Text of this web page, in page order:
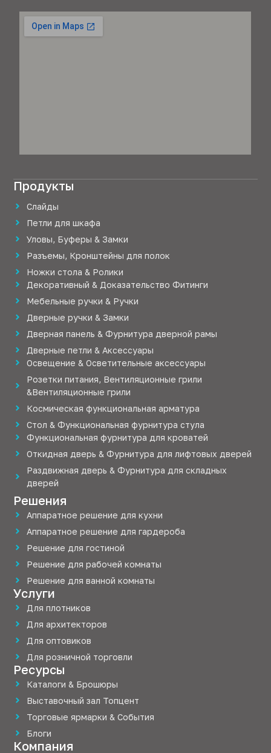
Продукты
Слайды
Петли для шкафа
Уловы, Буферы & Замки
Разъемы, Кронштейны для полок
Ножки стола & Ролики
Декоративный & Доказательство Фитинги
Мебельные ручки & Ручки
Дверные ручки & Замки
Дверная панель & Фурнитура дверной рамы
Дверные петли & Аксессуары
Освещение & Осветительные аксессуары
Розетки питания, Вентиляционные грили
&Вентиляционные грили
Космическая функциональная арматура
Стол & Функциональная фурнитура стула
Функциональная фурнитура для кроватей
Откидная дверь & Фурнитура для лифтовых дверей
Раздвижная дверь & Фурнитура для складных
дверей
Решения
Аппаратное решение для кухни
Аппаратное решение для гардероба
Решение для гостиной
Решение для рабочей комнаты
Решение для ванной комнаты
Услуги
Для плотников
Для архитекторов
Для оптовиков
Для розничной торговли
Ресурсы
Каталоги & Брошюры
Выставочный зал Топцент
Торговые ярмарки & События
Блоги
Компания